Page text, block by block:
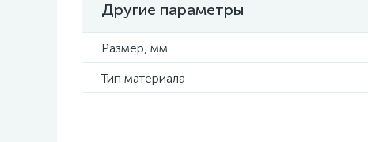
Другие параметры
Размер, мм
Тип материала